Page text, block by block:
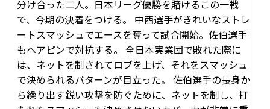
分け合った二人。日本リーグ優勝を賭けるこの一戦
で、今期の決着をつける。 中西選手がきれいなストレ
ートスマッシュでエースを奪って試合開始。佐伯選手
もヘアピンで対抗する。 全日本実業団で敗れた際に
は、ネットを制されてロブを上げ、それをスマッシュ
で決められるパターンが目立った。 佐伯選手の長身か
ら繰り出す鋭い攻撃を防ぐために、ネットを制し、打